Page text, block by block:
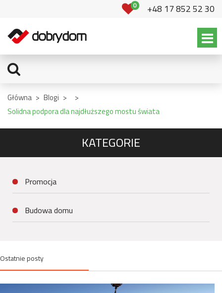
0 +48 17 852 52 30
Główna > Blogi >
>
Solidna podpora dla najdłuższego mostu świata
KATEGORIE
Promocja
Budowa domu
Ostatnie posty